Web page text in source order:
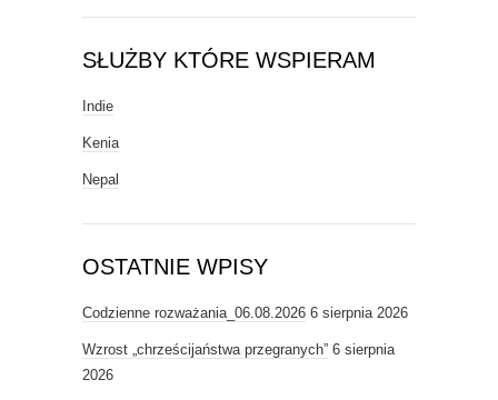
SŁUŻBY KTÓRE WSPIERAM
Indie
Kenia
Nepal
OSTATNIE WPISY
Codzienne rozważania_06.08.2026 6 sierpnia 2026
Wzrost „chrześcijaństwa przegranych” 6 sierpnia
2026